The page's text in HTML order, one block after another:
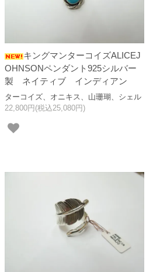
キングマンターコイズALICEJ
OHNSONペンダント925シルバー
製 ネイティブ インディアン
ターコイズ、オニキス、山珊瑚、シェル
22,800円(税込25,080円)